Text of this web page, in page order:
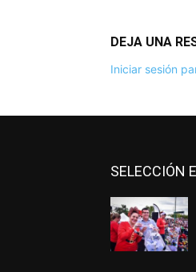
DEJA UNA
Iniciar sesión
SELECCIÓN